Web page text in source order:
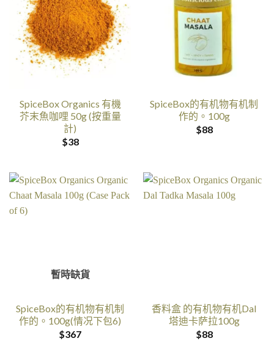
SpiceBox Organics 有機
芥末魚咖哩 50g (按重量
計)
$38
SpiceBox的有机物有机制
作的。100g
$88
暫時缺貨
SpiceBox的有机物有机制
作的。100g(情况下包6)
$367
香料盒 的有机物有机Dal
塔迪卡萨拉100g
$88